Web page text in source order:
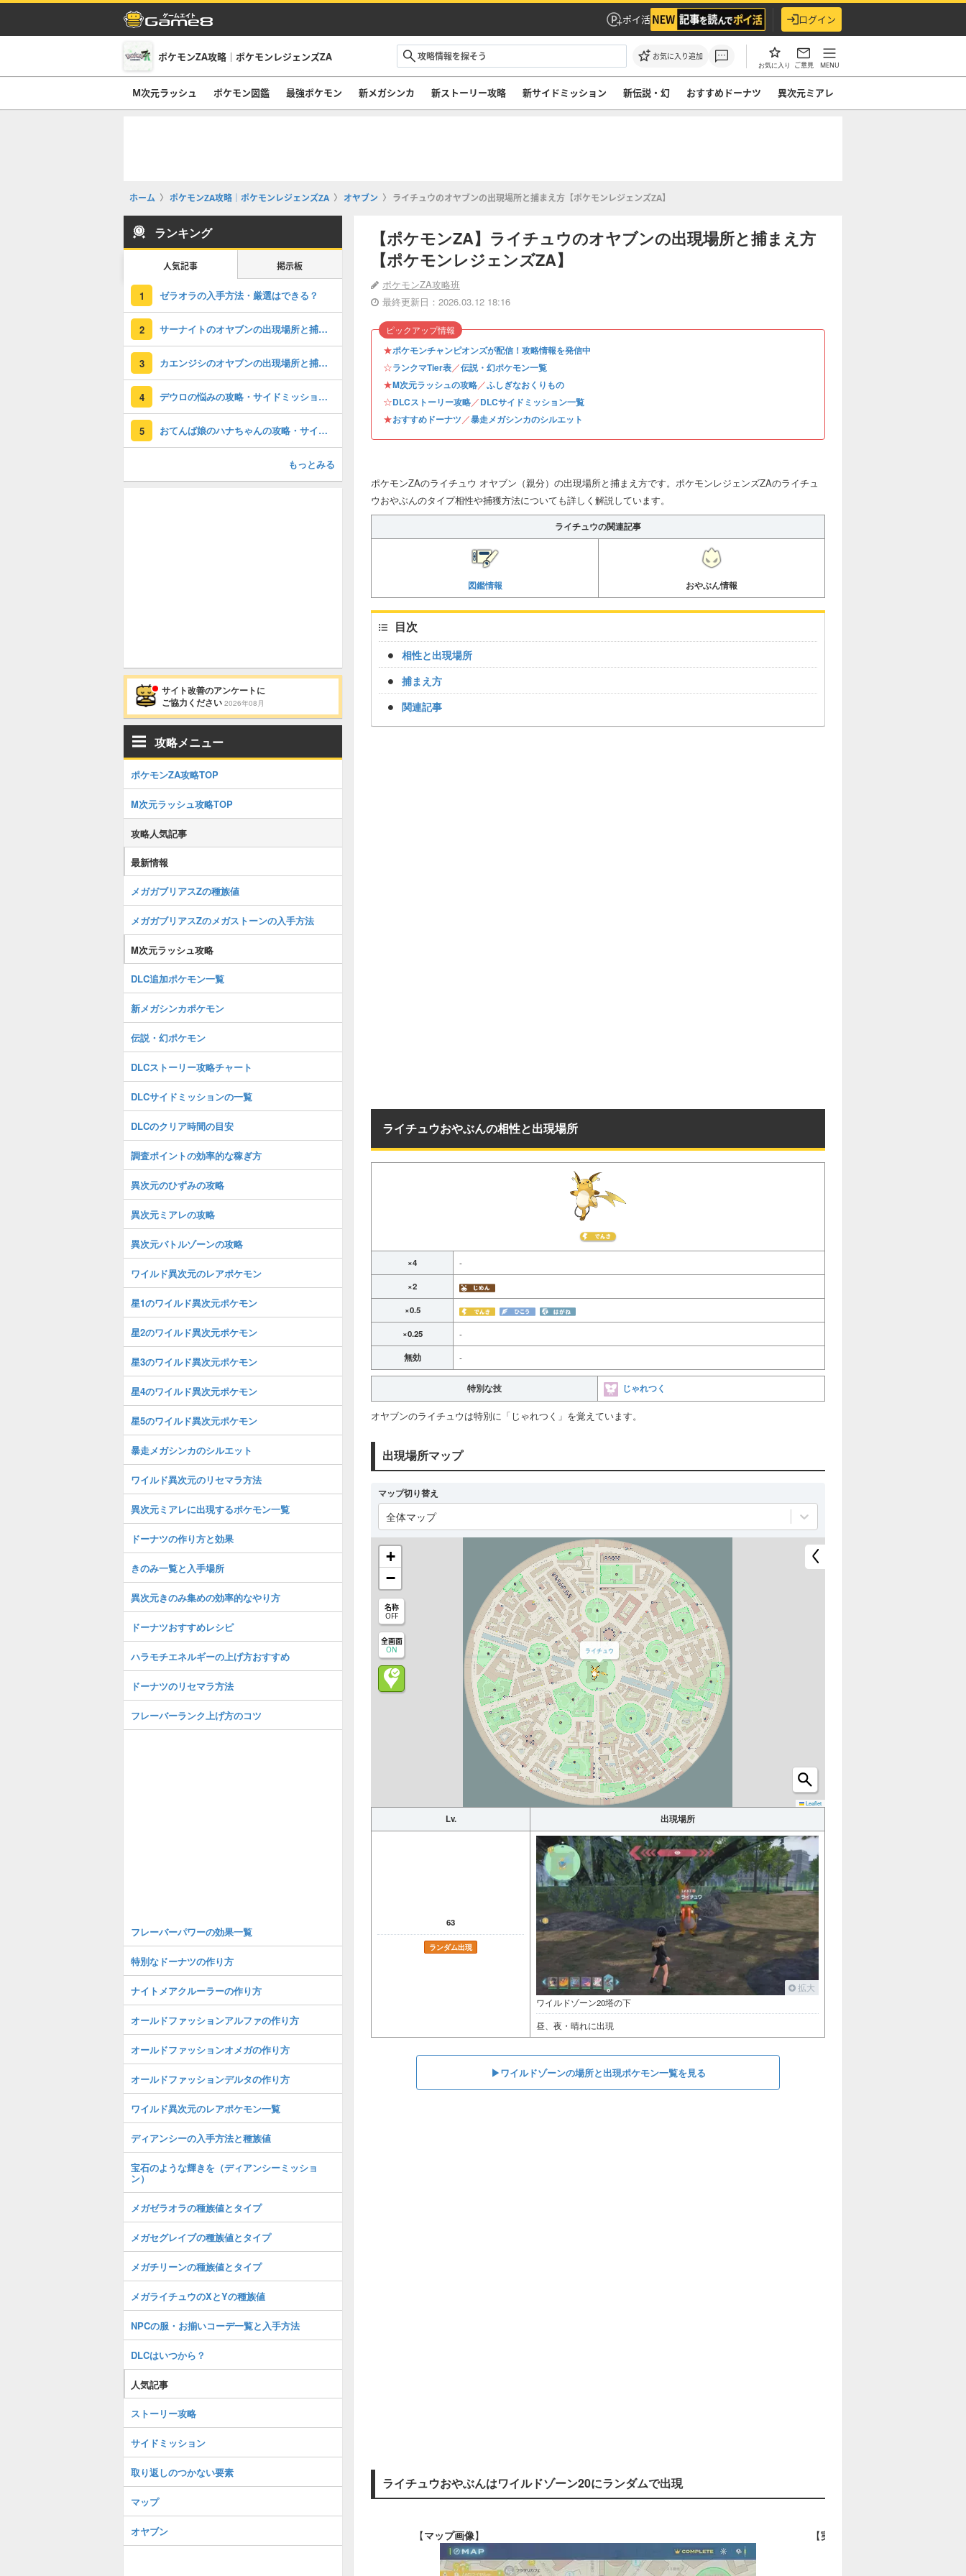
ポイ活 ログイン
ポケモンZA攻略｜ポケモンレジェンズZA お気に入り追加
お気に入り ご意見 MENU
M次元ラッシュ ポケモン図鑑 最強ポケモン 新メガシンカ 新ストーリー攻略 新サイドミッション 新伝説・幻 おすすめドーナツ 異次元ミアレ
ホーム ポケモンZA攻略｜ポケモンレジェンズZA オヤブン ライチュウのオヤブンの出現場所と捕まえ方【ポケモンレジェンズZA】
【ポケモンZA】ライチュウのオヤブンの出現場所と捕まえ方
【ポケモンレジェンズZA】
ポケモンZA攻略班
最終更新日：2026.03.12 18:16
★ポケモンチャンピオンズが配信！攻略情報を発信中
☆ランクマTier表／伝説・幻ポケモン一覧
★M次元ラッシュの攻略／ふしぎなおくりもの
☆DLCストーリー攻略／DLCサイドミッション一覧
★おすすめドーナツ／暴走メガシンカのシルエット
ピックアップ情報
ポケモンZAのライチュウ オヤブン（親分）の出現場所と捕まえ方です。ポケモンレジェンズZAのライチュ
ウおやぶんのタイプ相性や捕獲方法についても詳しく解説しています。
ライチュウの関連記事
図鑑情報 おやぶん情報
目次
相性と出現場所
捕まえ方
関連記事
ライチュウおやぶんの相性と出現場所
×4 -
×2
×0.5
×0.25
-
無効 -
特別な技 じゃれつく
オヤブンのライチュウは特別に「じゃれつく」を覚えています。
出現場所マップ
マップ切り替え
全体マップ
ライチュウ
+
−
名称
OFF
全画面
ON
Leaflet
Lv. 出現場所
63
ランダム出現
拡大
ワイルドゾーン20塔の下
昼、夜・晴れに出現
▶︎ワイルドゾーンの場所と出現ポケモン一覧を見る
ライチュウおやぶんはワイルドゾーン20にランダムで出現
【マップ画像】 【実際の場所
ランキング
人気記事 掲示板
1 ゼラオラの入手方法・厳選はできる？
2 サーナイトのオヤブンの出現場所と捕まえ方
3 カエンジシのオヤブンの出現場所と捕まえ方
4 デウロの悩みの攻略・サイドミッション198
5 おてんば娘のハナちゃんの攻略・サイドミッション180
もっとみる
サイト改善のアンケートに
ご協力ください 2026年08月
攻略メニュー
ポケモンZA攻略TOP
M次元ラッシュ攻略TOP
攻略人気記事
最新情報
メガガブリアスZの種族値
メガガブリアスZのメガストーンの入手方法
M次元ラッシュ攻略
DLC追加ポケモン一覧
新メガシンカポケモン
伝説・幻ポケモン
DLCストーリー攻略チャート
DLCサイドミッションの一覧
DLCのクリア時間の目安
調査ポイントの効率的な稼ぎ方
異次元のひずみの攻略
異次元ミアレの攻略
異次元バトルゾーンの攻略
ワイルド異次元のレアポケモン
星1のワイルド異次元ポケモン
星2のワイルド異次元ポケモン
星3のワイルド異次元ポケモン
星4のワイルド異次元ポケモン
星5のワイルド異次元ポケモン
暴走メガシンカのシルエット
ワイルド異次元のリセマラ方法
異次元ミアレに出現するポケモン一覧
ドーナツの作り方と効果
きのみ一覧と入手場所
異次元きのみ集めの効率的なやり方
ドーナツおすすめレシピ
ハラモチエネルギーの上げ方おすすめ
ドーナツのリセマラ方法
フレーバーランク上げ方のコツ
フレーバーパワーの効果一覧
特別なドーナツの作り方
ナイトメアクルーラーの作り方
オールドファッションアルファの作り方
オールドファッションオメガの作り方
オールドファッションデルタの作り方
ワイルド異次元のレアポケモン一覧
ディアンシーの入手方法と種族値
宝石のような輝きを（ディアンシーミッショ
ン）
メガゼラオラの種族値とタイプ
メガセグレイブの種族値とタイプ
メガチリーンの種族値とタイプ
メガライチュウのXとYの種族値
NPCの服・お揃いコーデ一覧と入手方法
DLCはいつから？
人気記事
ストーリー攻略
サイドミッション
取り返しのつかない要素
マップ
オヤブン